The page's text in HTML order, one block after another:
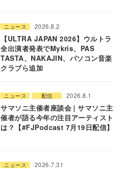
ニュース 2026.8.2
【ULTRA JAPAN 2026】ウルトラ
全出演者発表でMykris、PAS
TASTA、NAKAJIN、パソコン音楽
クラブら追加
ニュース 配信 2026.8.1
サマソニ主催者座談会 | サマソニ主
催者が語る今年の注目アーティスト
は？【#FJPodcast 7月19日配信】
ニュース 2026.7.31